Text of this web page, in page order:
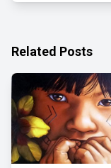
Related Posts